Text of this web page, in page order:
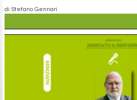
di Stefano Gennari